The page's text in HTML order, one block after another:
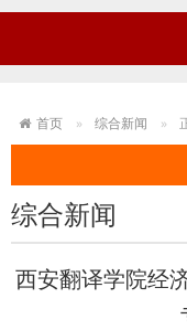
首页 综合新闻
综合新闻
西安翻译学院经